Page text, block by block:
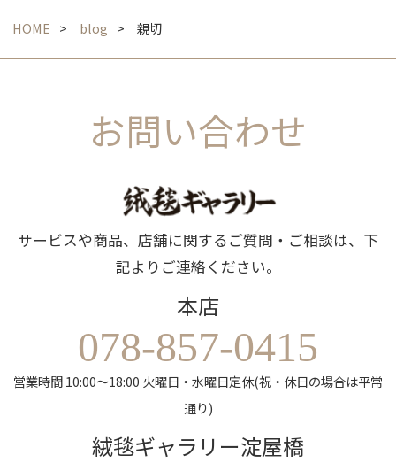
HOME blog 親切
お問い合わせ
サービスや商品、店舗に関するご質問・ご相談は、下
記よりご連絡ください。
本店
078-857-0415
営業時間 10:00～18:00 火曜日・水曜日定休(祝・休日の場合は平常
通り)
絨毯ギャラリー淀屋橋